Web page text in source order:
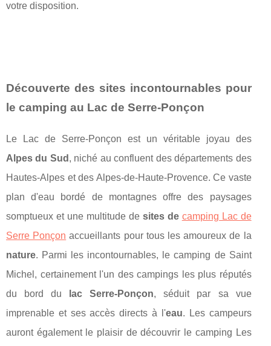
votre disposition.
Découverte des sites incontournables pour
le camping au Lac de Serre-Ponçon
Le Lac de Serre-Ponçon est un véritable joyau des
Alpes du Sud , niché au confluent des départements des
Hautes-Alpes et des Alpes-de-Haute-Provence. Ce vaste
plan d'eau bordé de montagnes offre des paysages
somptueux et une multitude de sites de camping Lac de
Serre Ponçon accueillants pour tous les amoureux de la
nature. Parmi les incontournables, le camping de Saint
Michel, certainement l'un des campings les plus réputés
du bord du
lac Serre-Ponçon, séduit par sa vue
imprenable et ses accès directs à l'eau. Les campeurs
auront également le plaisir de découvrir le camping Les